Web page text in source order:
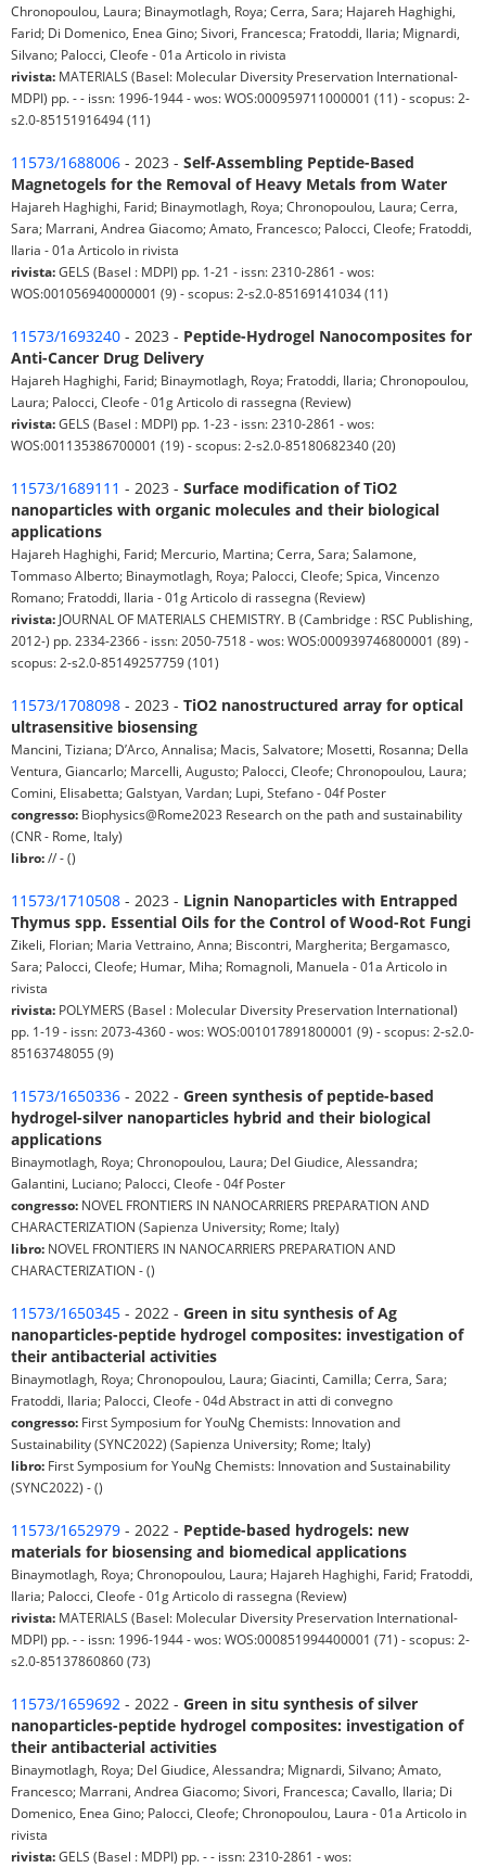
Chronopoulou, Laura; Binaymotlagh, Roya; Cerra, Sara; Hajareh Haghighi,
Farid; Di Domenico, Enea Gino; Sivori, Francesca; Fratoddi, Ilaria; Mignardi,
Silvano; Palocci, Cleofe - 01a Articolo in rivista
rivista: MATERIALS (Basel: Molecular Diversity Preservation International-
MDPI) pp. - - issn: 1996-1944 - wos: WOS:000959711000001 (11) - scopus: 2-
s2.0-85151916494 (11)
11573/1688006 - 2023 - Self-Assembling Peptide-Based
Magnetogels for the Removal of Heavy Metals from Water
Hajareh Haghighi, Farid; Binaymotlagh, Roya; Chronopoulou, Laura; Cerra,
Sara; Marrani, Andrea Giacomo; Amato, Francesco; Palocci, Cleofe; Fratoddi,
Ilaria - 01a Articolo in rivista
rivista:GELS (Basel : MDPI) pp. 1-21 - issn: 2310-2861 - wos:
WOS:001056940000001 (9) - scopus: 2-s2.0-85169141034 (11)
11573/1693240 - 2023 - Peptide-Hydrogel Nanocomposites for
Anti-Cancer Drug Delivery
Hajareh Haghighi, Farid; Binaymotlagh, Roya; Fratoddi, Ilaria; Chronopoulou,
Laura; Palocci, Cleofe - 01g Articolo di rassegna (Review)
rivista:GELS (Basel : MDPI) pp. 1-23 - issn: 2310-2861 - wos:
WOS:001135386700001 (19) - scopus: 2-s2.0-85180682340 (20)
11573/1689111 - 2023 - Surface modification of TiO2
nanoparticles with organic molecules and their biological
applications
Hajareh Haghighi, Farid; Mercurio, Martina; Cerra, Sara; Salamone,
Tommaso Alberto; Binaymotlagh, Roya; Palocci, Cleofe; Spica, Vincenzo
Romano; Fratoddi, Ilaria - 01g Articolo di rassegna (Review)
rivista: JOURNAL OF MATERIALS CHEMISTRY. B (Cambridge : RSC Publishing,
2012-) pp. 2334-2366 - issn: 2050-7518 - wos: WOS:000939746800001 (89) -
scopus: 2-s2.0-85149257759 (101)
11573/1708098 - 2023 - TiO2 nanostructured array for optical
ultrasensitive biosensing
Mancini, Tiziana; D’Arco, Annalisa; Macis, Salvatore; Mosetti, Rosanna; Della
Ventura, Giancarlo; Marcelli, Augusto; Palocci, Cleofe; Chronopoulou, Laura;
Comini, Elisabetta; Galstyan, Vardan; Lupi, Stefano - 04f Poster
congresso: Biophysics@Rome2023 Research on the path and sustainability
(CNR - Rome, Italy)
libro:// - ()
11573/1710508 - 2023 - Lignin Nanoparticles with Entrapped
Thymus spp. Essential Oils for the Control of Wood-Rot Fungi
Zikeli, Florian; Maria Vettraino, Anna; Biscontri, Margherita; Bergamasco,
Sara; Palocci, Cleofe; Humar, Miha; Romagnoli, Manuela - 01a Articolo in
rivista
rivista: POLYMERS (Basel : Molecular Diversity Preservation International)
pp. 1-19 - issn: 2073-4360 - wos: WOS:001017891800001 (9) - scopus: 2-s2.0-
85163748055 (9)
11573/1650336 - 2022 - Green synthesis of peptide-based
hydrogel-silver nanoparticles hybrid and their biological
applications
Binaymotlagh, Roya; Chronopoulou, Laura; Del Giudice, Alessandra;
Galantini, Luciano; Palocci, Cleofe - 04f Poster
congresso: NOVEL FRONTIERS IN NANOCARRIERS PREPARATION AND
CHARACTERIZATION (Sapienza University; Rome; Italy)
libro: NOVEL FRONTIERS IN NANOCARRIERS PREPARATION AND
CHARACTERIZATION - ()
11573/1650345 - 2022 - Green in situ synthesis of Ag
nanoparticles-peptide hydrogel composites: investigation of
their antibacterial activities
Binaymotlagh, Roya; Chronopoulou, Laura; Giacinti, Camilla; Cerra, Sara;
Fratoddi, Ilaria; Palocci, Cleofe - 04d Abstract in atti di convegno
congresso: First Symposium for YouNg Chemists: Innovation and
Sustainability (SYNC2022) (Sapienza University; Rome; Italy)
libro: First Symposium for YouNg Chemists: Innovation and Sustainability
(SYNC2022) - ()
11573/1652979 - 2022 - Peptide-based hydrogels: new
materials for biosensing and biomedical applications
Binaymotlagh, Roya; Chronopoulou, Laura; Hajareh Haghighi, Farid; Fratoddi,
Ilaria; Palocci, Cleofe - 01g Articolo di rassegna (Review)
rivista: MATERIALS (Basel: Molecular Diversity Preservation International-
MDPI) pp. - - issn: 1996-1944 - wos: WOS:000851994400001 (71) - scopus: 2-
s2.0-85137860860 (73)
11573/1659692 - 2022 - Green in situ synthesis of silver
nanoparticles-peptide hydrogel composites: investigation of
their antibacterial activities
Binaymotlagh, Roya; Del Giudice, Alessandra; Mignardi, Silvano; Amato,
Francesco; Marrani, Andrea Giacomo; Sivori, Francesca; Cavallo, Ilaria; Di
Domenico, Enea Gino; Palocci, Cleofe; Chronopoulou, Laura - 01a Articolo in
rivista
rivista:GELS (Basel : MDPI) pp. - - issn: 2310-2861 - wos: